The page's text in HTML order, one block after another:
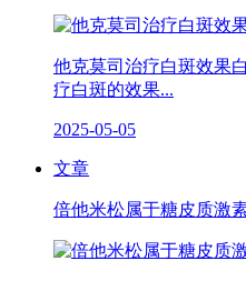
他克莫司治疗白斑效果
疗白斑的效果...
2025-05-05
文章
倍他米松属于糖皮质激